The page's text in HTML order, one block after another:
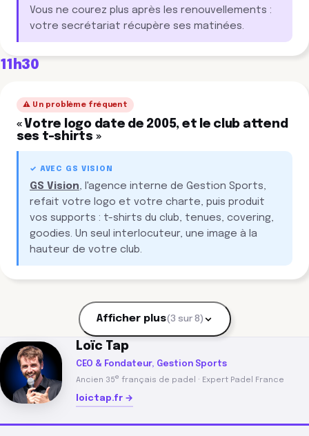
Vous ne courez plus après les renouvellements :
votre secrétariat récupère ses matinées.
11h30
⚠️ Un problème fréquent
« Votre logo date de 2005, et le club attend
ses t-shirts »
✓ AVEC GS VISION
GS Vision, l'agence interne de Gestion Sports,
refait votre logo et votre charte, puis produit
vos supports : t-shirts du club, tenues, covering,
goodies. Un seul interlocuteur, une image à la
hauteur de votre club.
Afficher plus(3 sur 8)
Loïc Tap
CEO & Fondateur, Gestion Sports
Ancien 35e français de padel · Expert Padel France
loictap.fr →